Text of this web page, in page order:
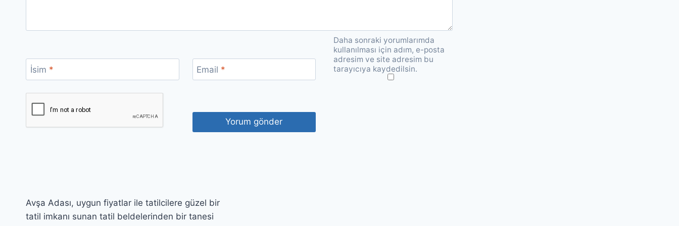
İsim * Email *
Daha sonraki yorumlarımda
kullanılması için adım, e-posta
adresim ve site adresim bu
tarayıcıya kaydedilsin.
Avşa Adası, uygun fiyatlar ile tatilcilere güzel bir
tatil imkanı sunan tatil beldelerinden bir tanesi